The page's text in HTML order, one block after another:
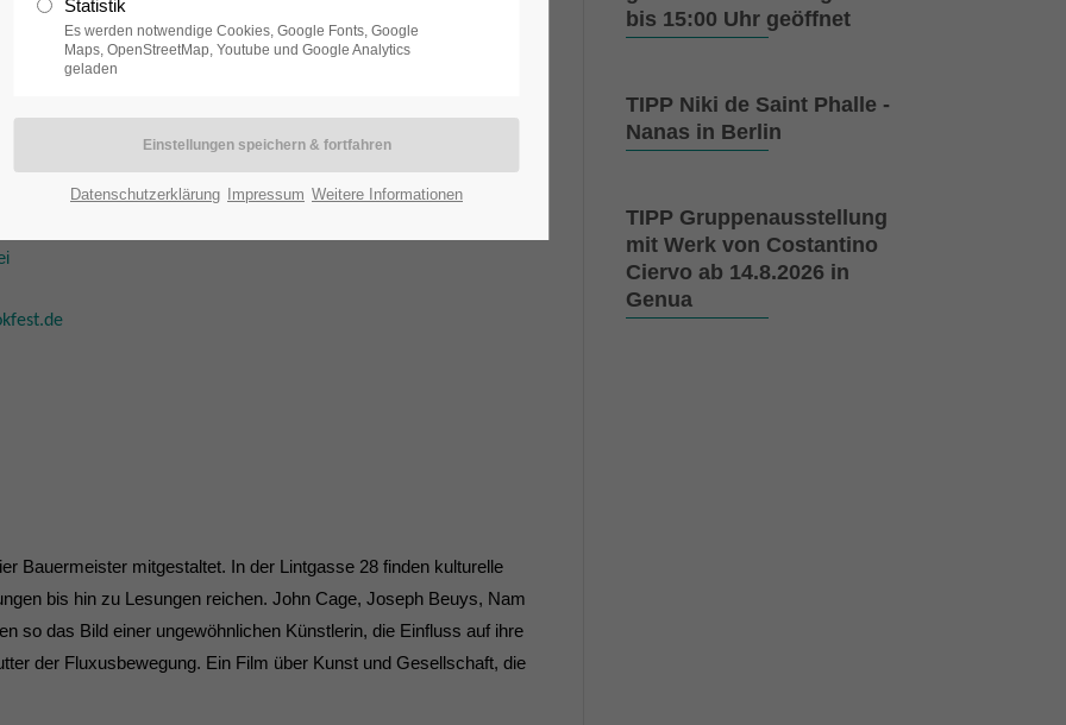
Situation werden in diesem Jahr Filme Online zum streamen
und wird vom Filmladen Kassel e.V. ausgerichtet. An den sechs
zur Aufführung. Hinzu kommen eine medienübergreifende
und Medieninstallationen, die Fachtagung interfiction, die
welche sich dem älteren Publikum widmet, sowie das
können schon vorab online erworben werden.
Bauermeister mitgestaltet. In der Lintgasse 28 finden kulturelle
bis hin zu Lesungen reichen. John Cage, Joseph Beuys, Nam
so das Bild einer ungewöhnlichen Künstlerin, die Einfluss auf ihre
der Fluxusbewegung. Ein Film über Kunst und Gesellschaft, die
bis 15:00 Uhr geöffnet
TIPP Niki de Saint Phalle -
Nanas in Berlin
TIPP Gruppenausstellung
mit Werk von Costantino
Ciervo ab 14.8.2026 in
Genua
Statistik
Es werden notwendige Cookies, Google Fonts, Google
Maps, OpenStreetMap, Youtube und Google Analytics
geladen
Datenschutzerklärung Impressum Weitere Informationen